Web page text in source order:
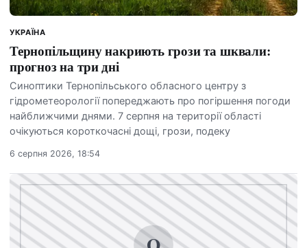
УКРАЇНА
Тернопільщину накриють грози та шквали:
прогноз на три дні
Синоптики Тернопільського обласного центру з
гідрометеорології попереджають про погіршення погоди
найближчими днями. 7 серпня на території області
очікуються короткочасні дощі, грози, подеку
6 серпня 2026, 18:54